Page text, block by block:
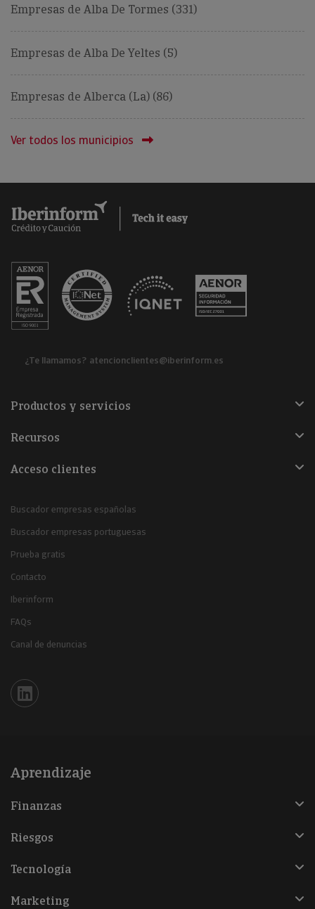
Empresas de Alba De Tormes (331)
Empresas de Alba De Yeltes (5)
Empresas de Alberca (La) (86)
Ver todos los municipios
¿Te llamamos? atencionclientes@iberinform.es
Productos y servicios
Recursos
Acceso clientes
Buscador empresas españolas
Buscador empresas portuguesas
Prueba gratis
Contacto
Iberinform
FAQs
Canal de denuncias
Iberinform en Linkedin
Aprendizaje
Finanzas
Riesgos
Tecnología
Marketing